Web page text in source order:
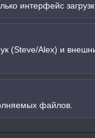
интерфейс
(Steve/Alex) и
файлов.